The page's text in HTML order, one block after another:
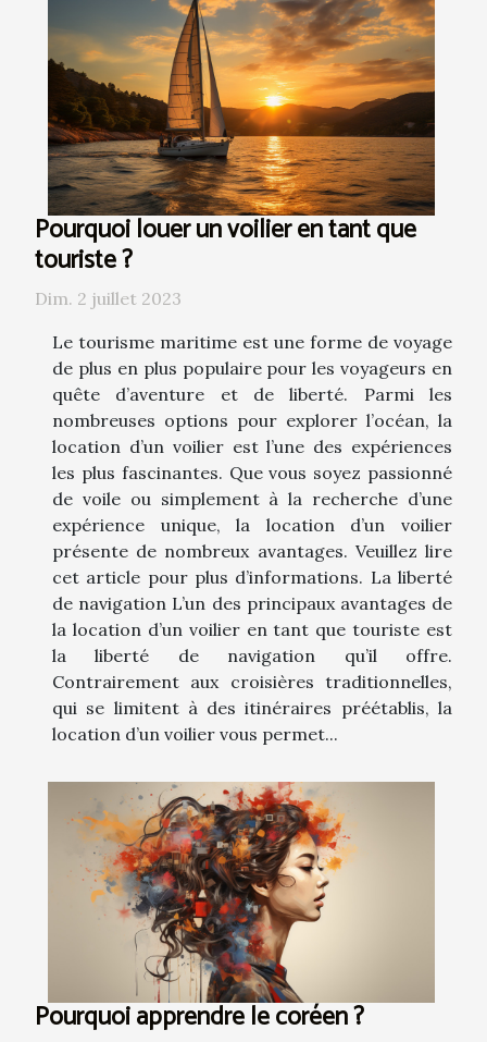
Pourquoi louer un voilier en tant que
touriste ?
Dim. 2 juillet 2023
Le tourisme maritime est une forme de voyage
de plus en plus populaire pour les voyageurs en
quête d’aventure et de liberté. Parmi les
nombreuses options pour explorer l’océan, la
location d’un voilier est l’une des expériences
les plus fascinantes. Que vous soyez passionné
de voile ou simplement à la recherche d’une
expérience unique, la location d’un voilier
présente de nombreux avantages. Veuillez lire
cet article pour plus d’informations. La liberté
de navigation L’un des principaux avantages de
la location d’un voilier en tant que touriste est
la liberté de navigation qu’il offre.
Contrairement aux croisières traditionnelles,
qui se limitent à des itinéraires préétablis, la
location d’un voilier vous permet...
Pourquoi apprendre le coréen ?